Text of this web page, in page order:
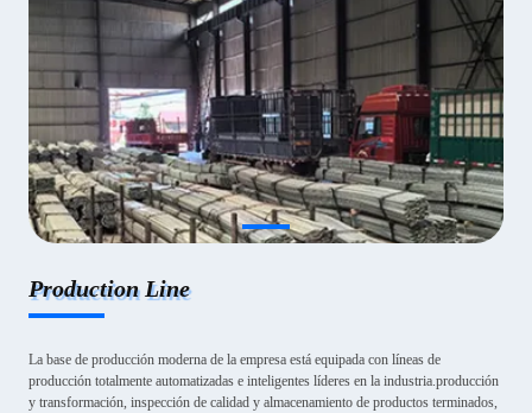
Production Line
La base de producción moderna de la empresa está equipada con líneas de
producción totalmente automatizadas e inteligentes líderes en la industria.producción
y transformación, inspección de calidad y almacenamiento de productos terminados,